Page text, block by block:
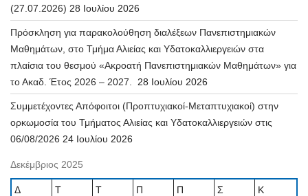
(27.07.2026) 28 Ιουλίου 2026
Πρόσκληση για παρακολούθηση διαλέξεων Πανεπιστημιακών
Μαθημάτων, στο Τμήμα Αλιείας και Υδατοκαλλιεργειών στα
πλαίσια του θεσμού «Ακροατή Πανεπιστημιακών Μαθημάτων» για
το Ακαδ. Έτος 2026 – 2027.
28 Ιουλίου 2026
Συμμετέχοντες Απόφοιτοι (Προπτυχιακοί-Μεταπτυχιακοί) στην
ορκωμοσία του Τμήματος Αλιείας και Υδατοκαλλιεργειών στις
06/08/2026 24 Ιουλίου 2026
Δεκέμβριος 2025
Δ Τ Τ Π Π Σ
Κ